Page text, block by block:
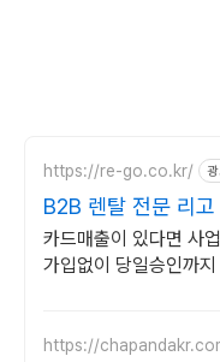
https://re-go.co.kr/
B2B 렌탈 전문 리
수 비금융거래
카드매출이 있다면 사
가입없이 당일승인까지
https://